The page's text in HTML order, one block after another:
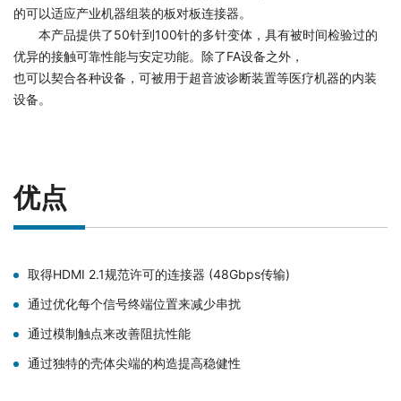
的可以适应产业机器组装的板对板连接器。
本产品提供了50针到100针的多针变体，具有被时间检验过的
优异的接触可靠性能与安定功能。除了FA设备之外，
也可以契合各种设备，可被用于超音波诊断装置等医疗机器的内装
设备。
优点
取得HDMI 2.1规范许可的连接器 (48Gbps传输)
通过优化每个信号终端位置来减少串扰
通过模制触点来改善阻抗性能
通过独特的壳体尖端的构造提高稳健性